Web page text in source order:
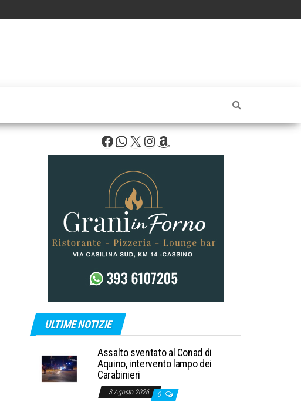
Facebook
WhatsApp
X Instagram
Amazon
ULTIME NOTIZIE
Assalto sventato al Conad di
Aquino, intervento lampo dei
Carabinieri
3 Agosto 2026 0